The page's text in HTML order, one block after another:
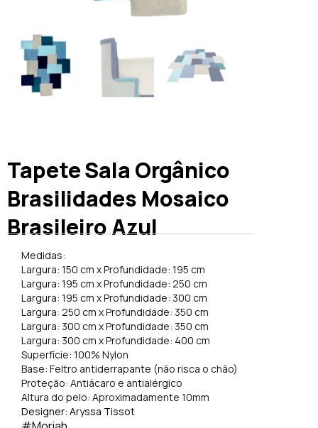
Tapete Sala Orgânico
Brasilidades Mosaico
Brasileiro Azul
Medidas:
Largura: 150 cm x Profundidade: 195 cm
Largura: 195 cm x Profundidade: 250 cm
Largura: 195 cm x Profundidade: 300 cm
Largura: 250 cm x Profundidade: 350 cm
Largura: 300 cm x Profundidade: 350 cm
Largura: 300 cm x Profundidade: 400 cm
Superfície: 100% Nylon
Base: Feltro antiderrapante (não risca o chão)
Proteção: Antiácaro e antialérgico
Altura do pelo: Aproximadamente 10mm
Designer: Aryssa Tissot